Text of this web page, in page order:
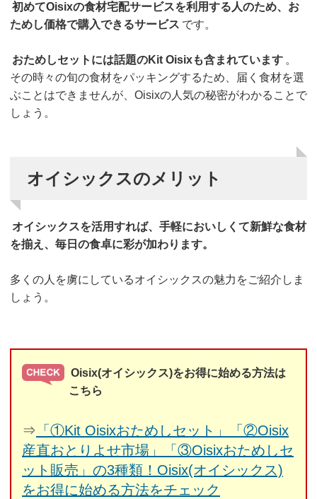
初めてOisixの食材宅配サービスを利用する人のため、お
ためし価格で購入できるサービス です。
おためしセットには話題のKit Oisixも含まれています 。
その時々の旬の食材をパッキングするため、届く食材を選
ぶことはできませんが、Oisixの人気の秘密がわかることで
しょう。
オイシックスのメリット
オイシックスを活用すれば、手軽においしくて新鮮な食材
を揃え、毎日の食卓に彩が加わります。
多くの人を虜にしているオイシックスの魅力をご紹介しま
しょう。
Oisix(オイシックス)をお得に始める方法は
こちら
⇒ 「①Kit Oisixおためしセット」「②Oisix
産直おとりよせ市場」「③Oisixおためしセ
ット販売」の3種類！Oisix(オイシックス)
をお得に始める方法をチェック